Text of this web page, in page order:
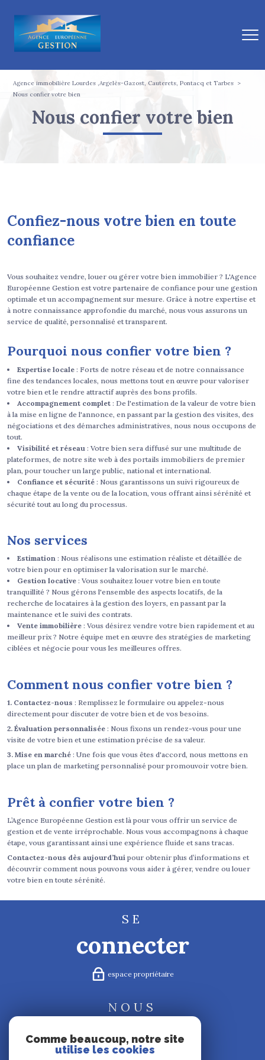
Agence immobilière Lourdes ,Argelès-Gazost, Cauterets, Pontacq et Tarbes
Nous confier votre bien
nous confier votre bien
Confiez-nous votre bien en toute
confiance
Vous souhaitez vendre, louer ou gérer votre bien immobilier ? L'Agence
Européenne Gestion est votre partenaire de confiance pour une gestion
optimale et un accompagnement sur mesure. Grâce à notre expertise et
à notre connaissance approfondie du marché, nous vous assurons un
service de qualité, personnalisé et transparent.
Pourquoi nous confier votre bien ?
Expertise locale : Forts de notre réseau et de notre connaissance
fine des tendances locales, nous mettons tout en œuvre pour valoriser
votre bien et le rendre attractif auprès des bons profils.
Accompagnement complet : De l'estimation de la valeur de votre bien
à la mise en ligne de l'annonce, en passant par la gestion des visites, des
négociations et des démarches administratives, nous nous occupons de
tout.
Visibilité et réseau : Votre bien sera diffusé sur une multitude de
plateformes, de notre site web à des portails immobiliers de premier
plan, pour toucher un large public, national et international.
Confiance et sécurité : Nous garantissons un suivi rigoureux de
chaque étape de la vente ou de la location, vous offrant ainsi sérénité et
sécurité tout au long du processus.
Nos services
Estimation : Nous réalisons une estimation réaliste et détaillée de
votre bien pour en optimiser la valorisation sur le marché.
Gestion locative : Vous souhaitez louer votre bien en toute
tranquillité ? Nous gérons l'ensemble des aspects locatifs, de la
recherche de locataires à la gestion des loyers, en passant par la
maintenance et le suivi des contrats.
Vente immobilière : Vous désirez vendre votre bien rapidement et au
meilleur prix ? Notre équipe met en œuvre des stratégies de marketing
ciblées et négocie pour vous les meilleures offres.
Comment nous confier votre bien ?
1. Contactez-nous : Remplissez le formulaire ou appelez-nous
directement pour discuter de votre bien et de vos besoins.
2. Évaluation personnalisée : Nous fixons un rendez-vous pour une
visite de votre bien et une estimation précise de sa valeur.
3. Mise en marché : Une fois que vous êtes d'accord, nous mettons en
place un plan de marketing personnalisé pour promouvoir votre bien.
Prêt à confier votre bien ?
L’Agence Européenne Gestion est là pour vous offrir un service de
gestion et de vente irréprochable. Nous vous accompagnons à chaque
étape, vous garantissant ainsi une expérience fluide et sans tracas.
Contactez-nous dès aujourd’hui pour obtenir plus d’informations et
découvrir comment nous pouvons vous aider à gérer, vendre ou louer
votre bien en toute sérénité.
SE
connecter
espace propriétaire
NOUS
suivre
Comme beaucoup, notre site
utilise les cookies